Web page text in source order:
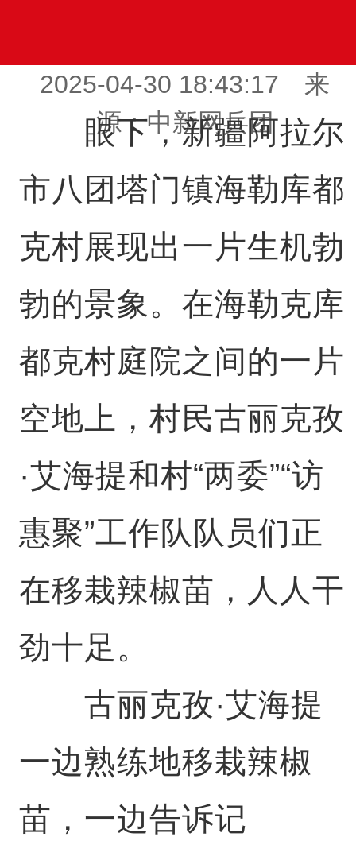
2025-04-30 18:43:17 来
源：中新网兵团
眼下，新疆阿拉尔
市八团塔门镇海勒库都
克村展现出一片生机勃
勃的景象。在海勒克库
都克村庭院之间的一片
空地上，村民古丽克孜
·艾海提和村“两委”“访
惠聚”工作队队员们正
在移栽辣椒苗，人人干
劲十足。
古丽克孜·艾海提
一边熟练地移栽辣椒
苗，一边告诉记